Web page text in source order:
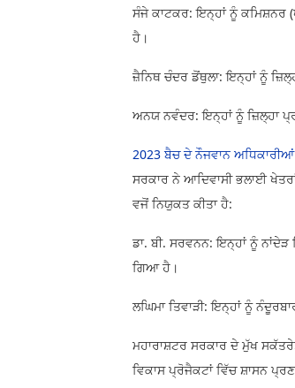
ਸੰਜੇ ਕਾਟਕਰ: ਇਨ੍ਹਾਂ ਨੂੰ ਕਮਿਸ਼ਨਰ
ਹੈ।
ਜ਼ੈਨਿਥ ਚੰਦਰ ਡੋਂਥੁਲਾ: ਇਨ੍ਹਾਂ ਨੂੰ
ਅਨਯ ਨਵੰਦਰ: ਇਨ੍ਹਾਂ ਨੂੰ ਜ਼ਿਲ੍ਹਾ
2023 ਬੈਚ ਦੇ ਨੌਜਵਾਨ ਅਧਿਕਾਰੀਆਂ
ਸਰਕਾਰ ਨੇ ਆਦਿਵਾਸੀ ਭਲਾਈ
ਵਜੋਂ ਨਿਯੁਕਤ ਕੀਤਾ ਹੈ:
ਡਾ. ਬੀ. ਸਰਵਨਨ: ਇਨ੍ਹਾਂ ਨੂੰ
ਗਿਆ ਹੈ।
ਲਘਿਮਾ ਤਿਵਾੜੀ: ਇਨ੍ਹਾਂ ਨੂੰ
ਮਹਾਰਾਸ਼ਟਰ ਸਰਕਾਰ ਦੇ ਮੁੱਖ
ਵਿਕਾਸ ਪ੍ਰੋਜੈਕਟਾਂ ਵਿੱਚ ਸ਼ਾਸਨ